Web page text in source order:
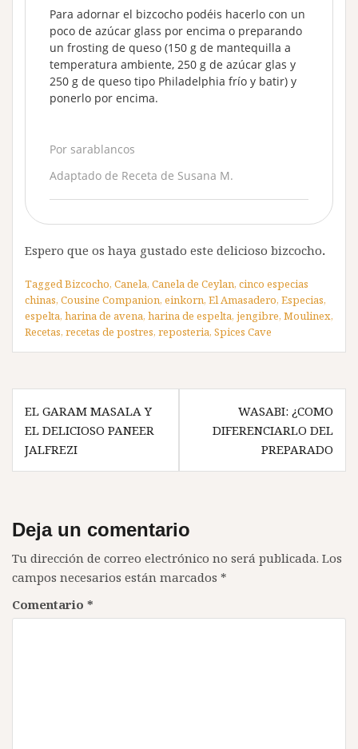
Para adornar el bizcocho podéis hacerlo con un
poco de azúcar glass por encima o preparando
un frosting de queso (150 g de mantequilla a
temperatura ambiente, 250 g de azúcar glas y
250 g de queso tipo Philadelphia frío y batir) y
ponerlo por encima.
Por sarablancos
Adaptado de Receta de Susana M.
Espero que os haya gustado este delicioso bizcocho.
TaggedBizcocho, Canela, Canela de Ceylan, cinco especias
chinas, Cousine Companion, einkorn, El Amasadero, Especias,
espelta, harina de avena, harina de espelta, jengibre, Moulinex,
Recetas, recetas de postres, reposteria, Spices Cave
Navegación
de
entradas
EL GARAM MASALA Y
EL DELICIOSO PANEER
JALFREZI
WASABI: ¿COMO
DIFERENCIARLO DEL
PREPARADO
Deja un comentario
Tu dirección de correo electrónico no será publicada. Los
campos necesarios están marcados *
Comentario *